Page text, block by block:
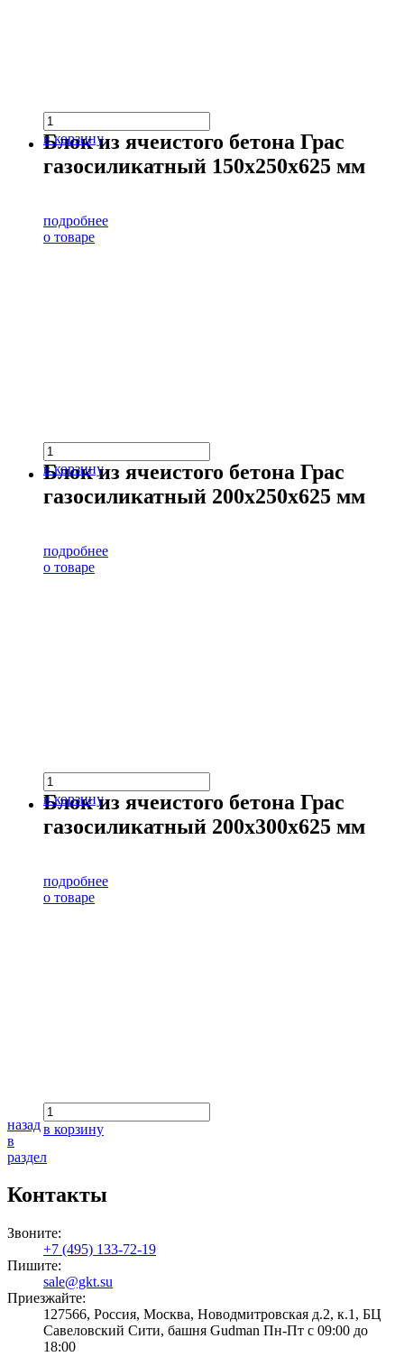
в корзину
Блок из ячеистого бетона Грас
газосиликатный 150х250х625 мм
подробнее
о товаре
в корзину
Блок из ячеистого бетона Грас
газосиликатный 200х250х625 мм
подробнее
о товаре
в корзину
Блок из ячеистого бетона Грас
газосиликатный 200х300х625 мм
подробнее
о товаре
в корзину
назад
в
раздел
Контакты
Звоните:
+7 (495) 133-72-19
Пишите:
sale@gkt.su
Приезжайте:
127566, Россия, Москва, Новодмитровская д.2, к.1, БЦ
Савеловский Сити, башня Gudman Пн-Пт с 09:00 до
18:00